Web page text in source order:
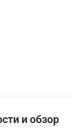
и обзор